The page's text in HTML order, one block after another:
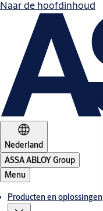
Naar de hoofdinhoud
Nederland
ASSA ABLOY Group
Menu
Producten en oplossingen